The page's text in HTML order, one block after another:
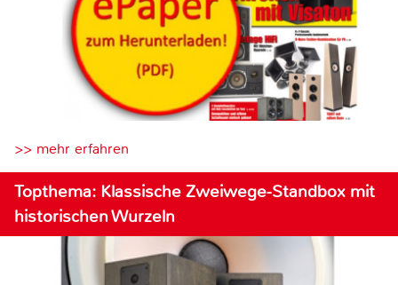
>> mehr erfahren
Topthema: Klassische Zweiwege-Standbox mit
historischen Wurzeln